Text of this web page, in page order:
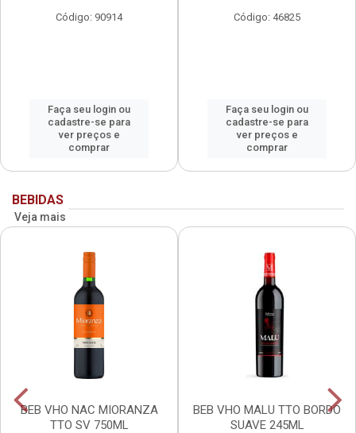
Código: 90914
Faça seu login ou
cadastre-se para
ver preços e
comprar
Código: 46825
Faça seu login ou
cadastre-se para
ver preços e
comprar
BEBIDAS
Veja mais
BEB VHO NAC MIORANZA
TTO SV 750ML
BEB VHO MALU TTO BORDO
SUAVE 245ML